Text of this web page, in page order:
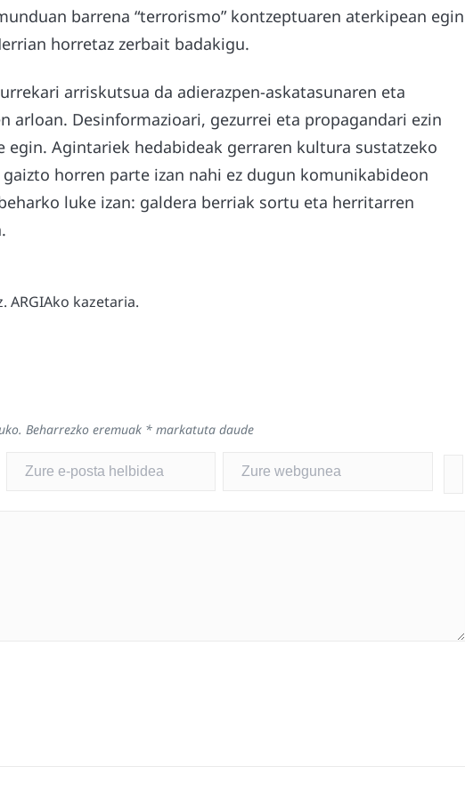
barrena “terrorismo” kontzeptuaren aterkipean egin
horretaz zerbait badakigu.
arriskutsua da adierazpen-askatasunaren eta
arloan. Desinformazioari, gezurrei eta propagandari ezin
egin. Agintariek hedabideak gerraren kultura sustatzeko
horren parte izan nahi ez dugun komunikabideon
luke izan: galdera berriak sortu eta herritarren
ARGIAko kazetaria.
Beharrezko eremuak * markatuta daude